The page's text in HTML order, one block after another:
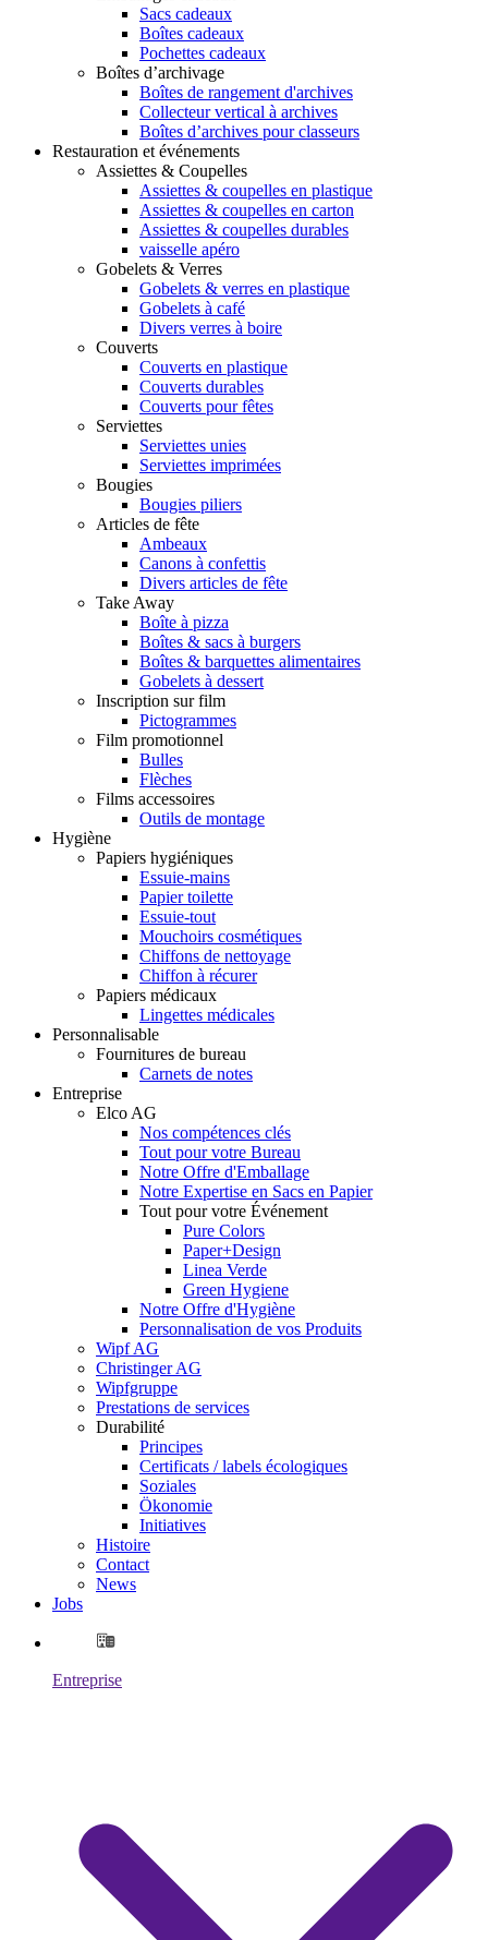
Sacs cadeaux
Boîtes cadeaux
Pochettes cadeaux
Boîtes d’archivage
Boîtes de rangement d'archives
Collecteur vertical à archives
Boîtes d’archives pour classeurs
Restauration et événements
Assiettes & Coupelles
Assiettes & coupelles en plastique
Assiettes & coupelles en carton
Assiettes & coupelles durables
vaisselle apéro
Gobelets & Verres
Gobelets & verres en plastique
Gobelets à café
Divers verres à boire
Couverts
Couverts en plastique
Couverts durables
Couverts pour fêtes
Serviettes
Serviettes unies
Serviettes imprimées
Bougies
Bougies piliers
Articles de fête
Ambeaux
Canons à confettis
Divers articles de fête
Take Away
Boîte à pizza
Boîtes & sacs à burgers
Boîtes & barquettes alimentaires
Gobelets à dessert
Inscription sur film
Pictogrammes
Film promotionnel
Bulles
Flèches
Films accessoires
Outils de montage
Hygiène
Papiers hygiéniques
Essuie-mains
Papier toilette
Essuie-tout
Mouchoirs cosmétiques
Chiffons de nettoyage
Chiffon à récurer
Papiers médicaux
Lingettes médicales
Personnalisable
Fournitures de bureau
Carnets de notes
Entreprise
Elco AG
Nos compétences clés
Tout pour votre Bureau
Notre Offre d'Emballage
Notre Expertise en Sacs en Papier
Tout pour votre Événement
Pure Colors
Paper+Design
Linea Verde
Green Hygiene
Notre Offre d'Hygiène
Personnalisation de vos Produits
Wipf AG
Christinger AG
Wipfgruppe
Prestations de services
Durabilité
Principes
Certificats / labels écologiques
Soziales
Ökonomie
Initiatives
Histoire
Contact
News
Jobs
Entreprise